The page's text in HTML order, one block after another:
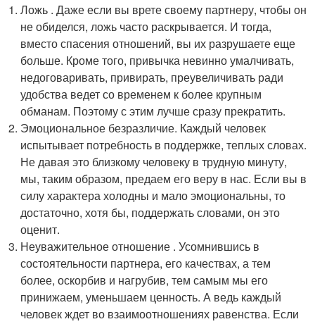
Ложь . Даже если вы врете своему партнеру, чтобы он
не обиделся, ложь часто раскрывается. И тогда,
вместо спасения отношений, вы их разрушаете еще
больше. Кроме того, привычка невинно умалчивать,
недоговаривать, привирать, преувеличивать ради
удобства ведет со временем к более крупным
обманам. Поэтому с этим лучше сразу прекратить.
Эмоциональное безразличие. Каждый человек
испытывает потребность в поддержке, теплых словах.
Не давая это близкому человеку в трудную минуту,
мы, таким образом, предаем его веру в нас. Если вы в
силу характера холодны и мало эмоциональны, то
достаточно, хотя бы, поддержать словами, он это
оценит.
Неуважительное отношение . Усомнившись в
состоятельности партнера, его качествах, а тем
более, оскорбив и нагрубив, тем самым мы его
принижаем, уменьшаем ценность. А ведь каждый
человек ждет во взаимоотношениях равенства. Если